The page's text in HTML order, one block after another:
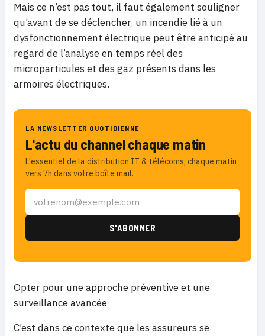
Mais ce n’est pas tout, il faut également souligner
qu’avant de se déclencher, un incendie lié à un
dysfonctionnement électrique peut être anticipé au
regard de l’analyse en temps réel des
microparticules et des gaz présents dans les
armoires électriques.
LA NEWSLETTER QUOTIDIENNE
L'actu du channel chaque matin
L'essentiel de la distribution IT & télécoms, chaque matin
vers 7h dans votre boîte mail.
Opter pour une approche préventive et une
surveillance avancée
C’est dans ce contexte que les assureurs se